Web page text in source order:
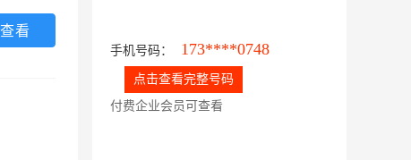
看
手机号码： 173****0748
点击查看完整号码
付费企业会员可查看